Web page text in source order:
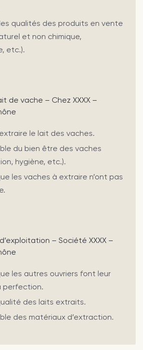
qualités des produits en vente
et non chimique,
etc.).
de vache – Chez XXXX –
le lait des vaches.
du bien être des vaches
hygiène, etc.).
les vaches à extraire n’ont pas
– Société XXXX –
les autres ouvriers font leur
perfection.
des laits extraits.
des matériaux d’extraction.